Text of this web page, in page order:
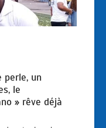
perle, un
le
» rêve déjà